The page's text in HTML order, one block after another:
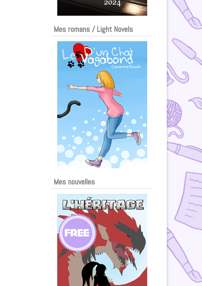
Mes romans / Light Novels
Mes nouvelles